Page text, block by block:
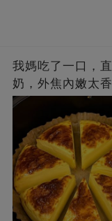
我媽吃了一口，
奶，外焦內嫩太